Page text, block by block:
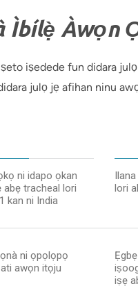
Ìbílẹ̀ Àwọn
iṣedede fun didara
julọ jẹ afihan ninu
ni idapo ọkan
abẹ tracheal lori
kan ni India
lori
ni ọpọlọpọ
awọn itọju
iṣẹ